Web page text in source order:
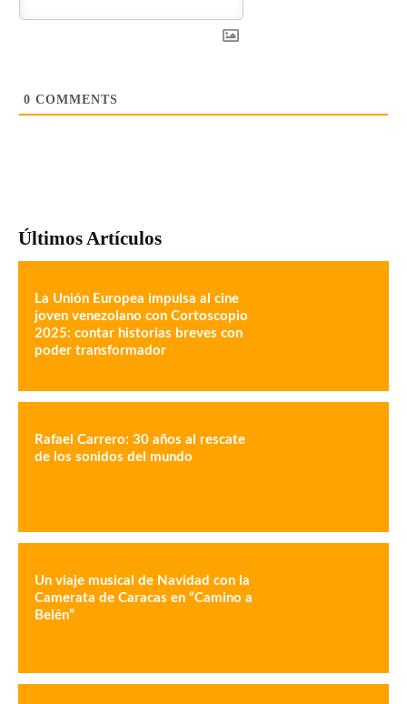
0 COMMENTS
Últimos Artículos
La Unión Europea impulsa al cine
joven venezolano con Cortoscopio
2025: contar historias breves con
poder transformador
Rafael Carrero: 30 años al rescate
de los sonidos del mundo
Un viaje musical de Navidad con la
Camerata de Caracas en “Camino a
Belén”